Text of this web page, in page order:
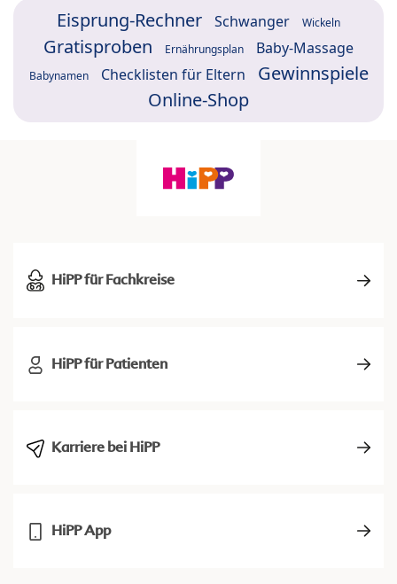
Eisprung-Rechner Schwanger Wickeln
Gratisproben Ernährungsplan Baby-Massage
Babynamen Checklisten für Eltern
Gewinnspiele
Online-Shop
HiPP für Fachkreise
HiPP für Patienten
Karriere bei HiPP
HiPP App